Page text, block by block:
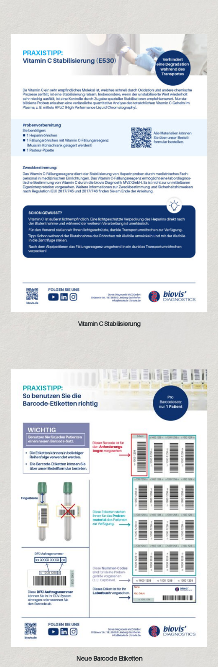
Vitamin C Stabilisierung
Neue Barcode Etiketten